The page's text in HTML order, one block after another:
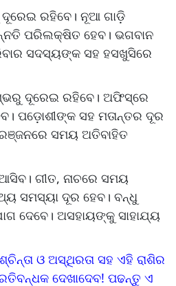
ଦୂରେଇ ରହିବେ। ନୂଆ ଗାଡ଼ି
ପରିଲକ୍ଷିତ ହେବ। ଭଗବାନ
ସଦସ୍ୟଙ୍କ ସହ ହସଖୁସିରେ
ଦୂରେଇ ରହିବେ। ଅଫିସ୍‌ରେ
ପଡ଼ୋଶୀଙ୍କ ସହ ମତାନ୍ତର ଦୂର
ସମୟ ଅତିବାହିତ
ଗୀତ, ନାଚରେ ସମୟ
ସମସ୍ୟା ଦୂର ହେବ। ବନ୍ଧୁ
ଦେବେ। ଅସହାୟଙ୍କୁ ସାହାଯ୍ୟ
ଓ ଅସ୍ଥିରତା ସହ ଏହି ରାଶିର
ଦେଖାଦେବ! ପଢନ୍ତୁ ଏ